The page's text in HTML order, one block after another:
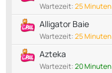
Wartezeit:25 Minuten
Alligator Baie
Wartezeit:25 Minuten
Azteka
Wartezeit:20 Minuten